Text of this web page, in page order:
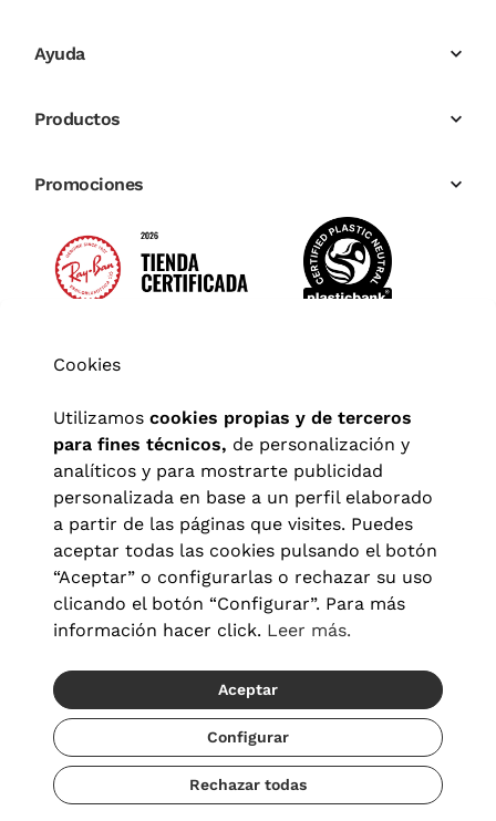
Ayuda
Productos
Promociones
Aviso legal| Política de privacidad Términos y condiciones
Política de cookies|Configuración de cookies
© 2026 Visionlab España
Cookies
Utilizamos cookies propias y de terceros
para fines técnicos, de personalización y
analíticos y para mostrarte publicidad
personalizada en base a un perfil elaborado
a partir de las páginas que visites. Puedes
aceptar todas las cookies pulsando el botón
“Aceptar” o configurarlas o rechazar su uso
clicando el botón “Configurar”. Para más
información hacer click. Leer más.
Aceptar
Configurar
Rechazar todas